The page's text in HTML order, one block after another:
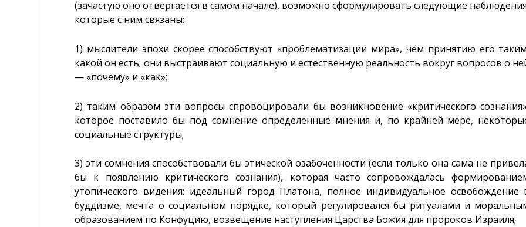
(зачастую оно отвергается в самом начале), возможно сформулировать следующие
которые с ним связаны:
1) мыслители эпохи скорее способствуют «проблематизации мира», чем принятию его
какой он есть; они выстраивают социальную и естественную реальность вокруг вопросов о
— «почему» и «как»;
2) таким образом эти вопросы спровоцировали бы возникновение «критического
которое поставило бы под сомнение определенные мнения и, по крайней мере,
социальные структуры;
3) эти сомнения способствовали бы этической озабоченности (если только она сама не
бы к появлению критического сознания), которая часто сопровождалась
утопического видения: идеальный город Платона, полное индивидуальное освобождение
буддизме, мечта о социальном порядке, который регулировался бы ритуалами и
образованием по Конфуцию, возвещение наступления Царства Божия для пророков Израиля;